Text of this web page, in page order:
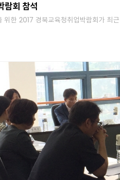
람회 참석
위한 2017 경북교육청취업박람회가 최